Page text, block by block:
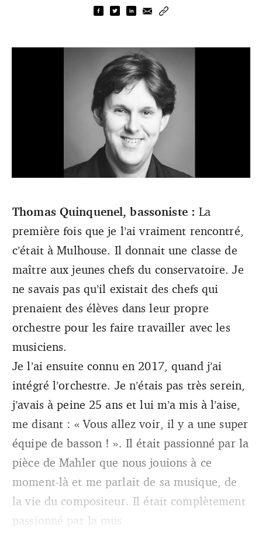
Il était attaché à l’orchestre, à toutes les équipes. (DR)
Thomas Quinquenel, bassoniste :La
première fois que je l’ai vraiment rencontré,
c’était à Mulhouse. Il donnait une classe de
maître aux jeunes chefs du conservatoire. Je
ne savais pas qu’il existait des chefs qui
prenaient des élèves dans leur propre
orchestre pour les faire travailler avec les
musiciens.
Je l’ai ensuite connu en 2017, quand j’ai
intégré l’orchestre. Je n’étais pas très serein,
j’avais à peine 25 ans et lui m’a mis à l’aise,
me disant : « Vous allez voir, il y a une super
équipe de basson ! ». Il était passionné par la
pièce de Mahler que nous jouions à ce
moment-là et me parlait de sa musique, de
la vie du compositeur. Il était complètement
passionné par la mus